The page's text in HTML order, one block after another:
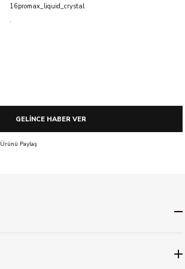
16promax_liquid_crystal
.
GELİNCE HABER VER
Ürünü Paylaş